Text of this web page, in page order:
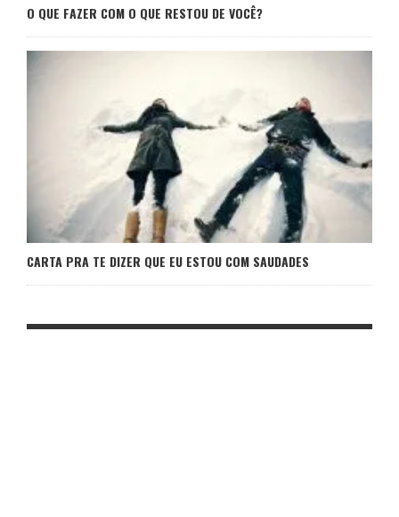
O QUE FAZER COM O QUE RESTOU DE VOCÊ?
CARTA PRA TE DIZER QUE EU ESTOU COM SAUDADES